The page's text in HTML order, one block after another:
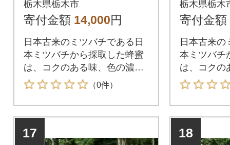
栃木県栃木市
寄付金額 14,000円
日本古来のミツバチである日
本ミツバチから採取した蜂蜜
は、コクのある味、色の濃い
独特な風味が特徴です。
（0件）
栃木県栃木
寄付金額
日本古来の
本ミツバチ
は、コクの
独特な風味
17 18